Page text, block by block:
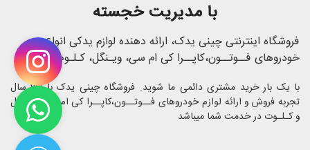
فروشگاه اینترنتی چینی یدک، ارائه دهنده لوازم یدکی انواع
خودروهای فــوتــون،کاپــرا کی ام سی، ویـنگل، کـلـوت
با یک بار خرید مشتری دائمی ما شوید. فروشگاه چینی یدک با 23 سال
تجربه فروش و ارائه لوازم خودروهای فــوتــون،کاپــرا کی ام سی، ویـنگل
و کـلـوت در خدمت شما میباشد